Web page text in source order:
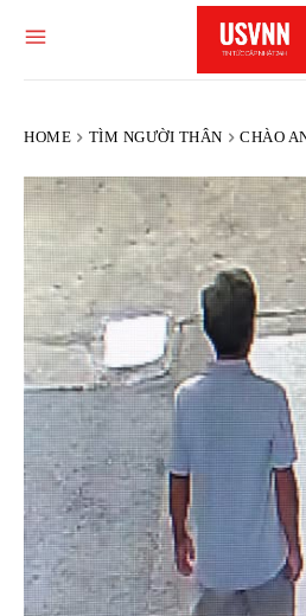
HOME TÌM NGƯỜI THÂN CHÀO